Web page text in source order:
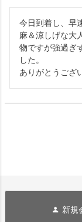
今日到着し、早
麻＆涼しげな大
物ですが強過ぎ
した。
ありがとうござ
新規